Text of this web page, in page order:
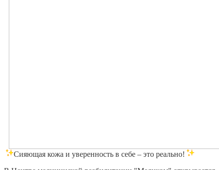
Сияющая кожа и уверенность в себе – это реально!